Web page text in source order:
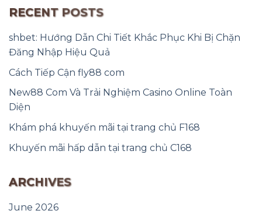
RECENT POSTS
shbet: Hướng Dẫn Chi Tiết Khắc Phục Khi Bị Chặn
Đăng Nhập Hiệu Quả
Cách Tiếp Cận fly88 com
New88 Com Và Trải Nghiệm Casino Online Toàn
Diện
Khám phá khuyến mãi tại trang chủ F168
Khuyến mãi hấp dẫn tại trang chủ C168
ARCHIVES
June 2026